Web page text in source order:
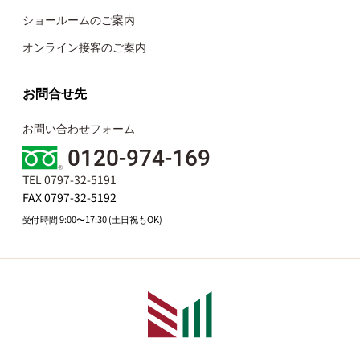
ショールームのご案内
オンライン接客のご案内
お問合せ先
お問い合わせフォーム
0120-974-169
TEL 0797-32-5191
FAX 0797-32-5192
受付時間 9:00〜17:30 (土日祝もOK)